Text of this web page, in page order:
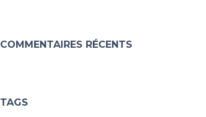
COMMENTAIRES RÉCENTS
TAGS